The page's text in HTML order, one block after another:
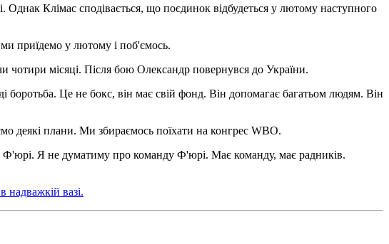
Однак Клімас сподівається, що поєдинок відбудеться у лютому наступного
приїдемо у лютому і поб'ємось.
місяці. Після бою Олександр повернувся до України.
Це не бокс, він має свій фонд. Він допомагає багатьом людям. Він
деякі плани. Ми збираємось поїхати на конгрес WBO.
Ф'юрі. Я не думатиму про команду Ф'юрі. Має команду, має радників.
надважкій вазі.